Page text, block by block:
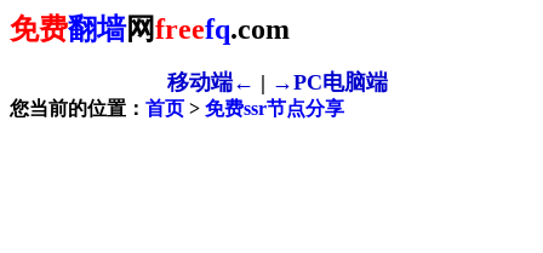
免费翻墙网freefq.com
移动端← | →PC电脑端
您当前的位置： 首页 > 免费ssr节点分享